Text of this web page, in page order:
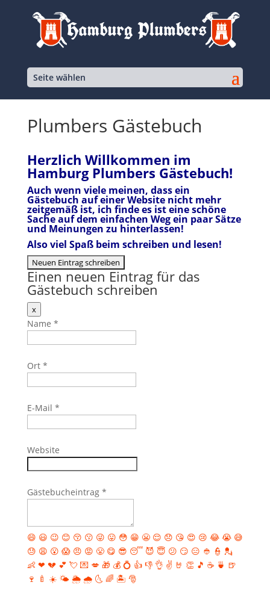
Seite wählen
Plumbers Gästebuch
Herzlich Willkommen im
Hamburg Plumbers Gästebuch!
Auch wenn viele meinen, dass ein
Gästebuch auf einer Website nicht mehr
zeitgemäß ist, ich finde es ist eine schöne
Sache auf dem einfachen Weg ein paar Sätze
und Meinungen zu hinterlassen!
Also viel Spaß beim schreiben und lesen!
Einen neuen Eintrag für das
Gästebuch schreiben
xDieses
Formular
ausblenden
Name *
Ort *
E-Mail *
Website
Gästebucheintrag *
😄 😃 😉 😊 😚 😗 😜 😛 😳 😁 😬 😌 😞 😘 😍 😢 😂 😭 😅
😓 😩 😮 😱 😠 😡 😤 😋 😎 😴 😈 😇 😕 😏 😑 👲 👮 💂
👶 ❤ 💔 💕 💘 💌 💋 🎁 💰 💍 👍 👎 👌 ✌️ 🤘 👏 🎵 ☕️ 🍵 🍺
🍷 🍼 ☀️ 🌤 🌦 🌧 🌜 🌈 🏝 🎅